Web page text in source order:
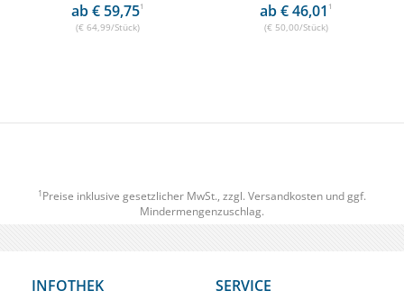
ab € 59,751
(€ 64,99/Stück)
ab € 46,01 1
(€ 50,00/Stück)
1 Preise inklusive gesetzlicher MwSt., zzgl. Versandkosten und ggf.
Mindermengenzuschlag.
INFOTHEK SERVICE